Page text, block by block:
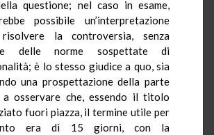
questione; nel caso in esame,
possibile un’interpretazione
la controversia, senza
delle norme sospettate di
è lo stesso giudice a quo, sia
una prospettazione della parte
a osservare che, essendo il titolo
fuori piazza, il termine utile per
era di 15 giorni, con la